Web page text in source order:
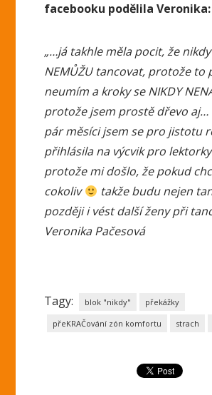
facebooku podělila Veronika:
„…já takhle měla pocit, že
NEMŮŽU tancovat, protože to
neumím a kroky se NIKDY
protože jsem prostě dřevo aj…
pár měsíci jsem se pro jistotu
přihlásila na výcvik pro
protože mi došlo, že pokud
cokoliv
takže budu nejen
později i vést další ženy při
Veronika Pačesová
Tagy: blok "nikdy"
překážky
přeKRAČování zón komfortu
strach